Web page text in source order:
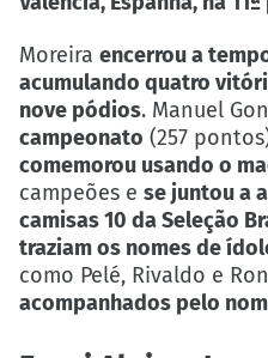
Moreira encerrou a
acumulando quatro
nove pódios. Manuel
campeonato (257
comemorou usando o
campeões e se juntou a
camisas 10 da Seleção
traziam os nomes de
como Pelé, Rivaldo e
acompanhados pelo